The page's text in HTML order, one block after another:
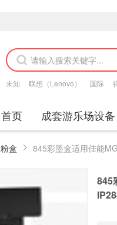
未知 联想（Lenovo） 国际
首页 成套游乐场设备
粉盒
845